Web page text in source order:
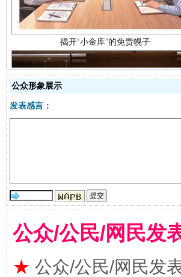
受贿1.44亿！段成刚被判无期
公众形象展示
发表感言：
公众/公民/网民发
★ 公众/公民/网民发